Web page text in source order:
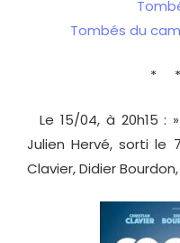
Tombés du
*
Le 15/04, à 20h15 : »
Julien Hervé, sorti le
Clavier, Didier